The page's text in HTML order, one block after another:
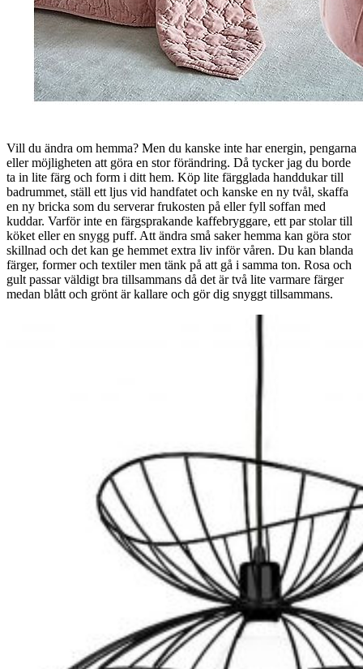
Vill du ändra om hemma? Men du kanske inte har energin, pengarna
eller möjligheten att göra en stor förändring. Då tycker jag du borde
ta in lite färg och form i ditt hem. Köp lite färgglada handdukar till
badrummet, ställ ett ljus vid handfatet och kanske en ny tvål, skaffa
en ny bricka som du serverar frukosten på eller fyll soffan med
kuddar. Varför inte en färgsprakande kaffebryggare, ett par stolar till
köket eller en snygg puff. Att ändra små saker hemma kan göra stor
skillnad och det kan ge hemmet extra liv inför våren. Du kan blanda
färger, former och textiler men tänk på att gå i samma ton. Rosa och
gult passar väldigt bra tillsammans då det är två lite varmare färger
medan blått och grönt är kallare och gör dig snyggt tillsammans.